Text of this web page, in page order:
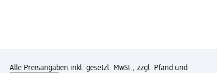
Alle Preisangaben inkl. gesetzl. MwSt., zzgl. Pfand und